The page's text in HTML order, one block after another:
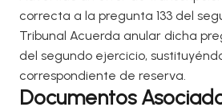
correcta a la pregunta 133 del
Tribunal Acuerda anular dicha
del segundo ejercicio,
correspondiente de reserva.
Documentos